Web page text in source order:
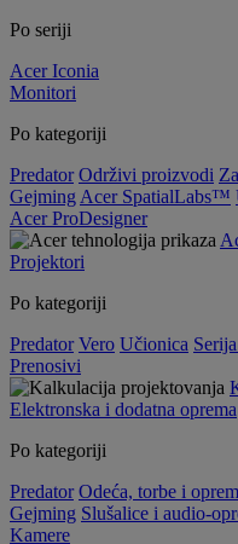
Po seriji
Acer Iconia
Monitori
Po kategoriji
Predator Održivi proizvodi
Gejming Acer SpatialLabs™
Acer ProDesigner
Projektori
Po kategoriji
Predator Vero Učionica
Prenosivi
Elektronska i dodatna oprema
Po kategoriji
Predator Odeća, torbe i
Gejming Slušalice i audio-
Kamere